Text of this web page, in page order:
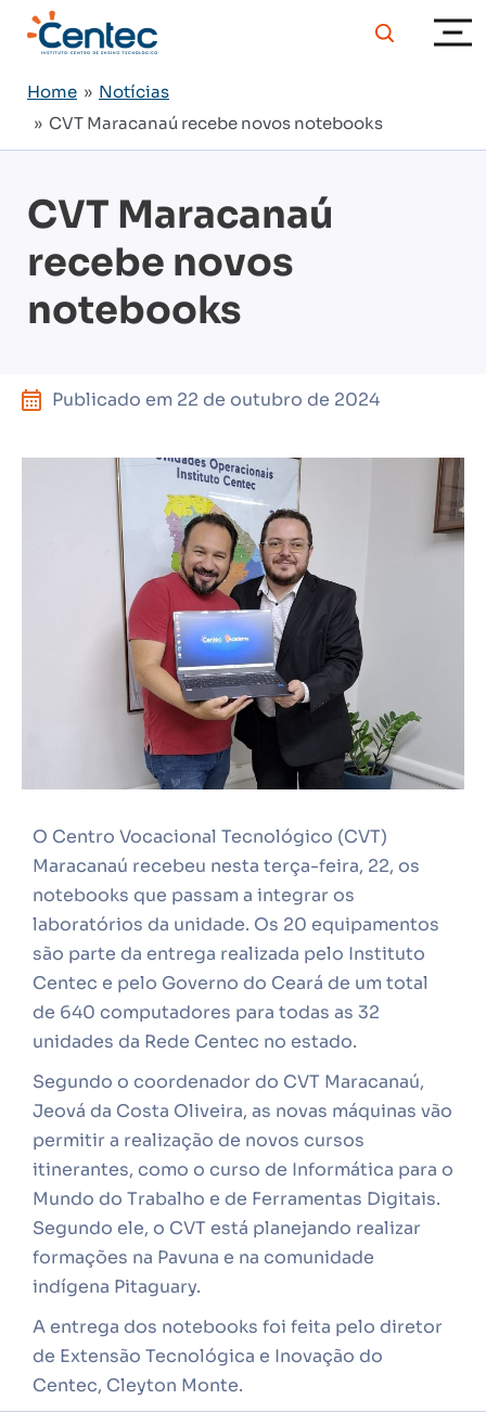
Home » Notícias
» CVT Maracanaú recebe novos notebooks
CVT Maracanaú
recebe novos
notebooks
Publicado em 22 de outubro de 2024
O Centro Vocacional Tecnológico (CVT)
Maracanaú recebeu nesta terça-feira, 22, os
notebooks que passam a integrar os
laboratórios da unidade. Os 20 equipamentos
são parte da entrega realizada pelo Instituto
Centec e pelo Governo do Ceará de um total
de 640 computadores para todas as 32
unidades da Rede Centec no estado.
Segundo o coordenador do CVT Maracanaú,
Jeová da Costa Oliveira, as novas máquinas vão
permitir a realização de novos cursos
itinerantes, como o curso de Informática para o
Mundo do Trabalho e de Ferramentas Digitais.
Segundo ele, o CVT está planejando realizar
formações na Pavuna e na comunidade
indígena Pitaguary.
A entrega dos notebooks foi feita pelo diretor
de Extensão Tecnológica e Inovação do
Centec, Cleyton Monte.